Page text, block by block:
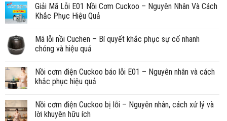
Giải Mã Lỗi E01 Nồi Cơm Cuckoo – Nguyên Nhân Và Cách
Khắc Phục Hiệu Quả
Mã lỗi nồi Cuchen – Bí quyết khắc phục sự cố nhanh
chóng và hiệu quả
Nồi cơm điện Cuckoo báo lỗi E01 – Nguyên nhân và cách
khắc phục hiệu quả
Nồi cơm điện Cuckoo bị lỗi – Nguyên nhân, cách xử lý và
lời khuyên hữu ích